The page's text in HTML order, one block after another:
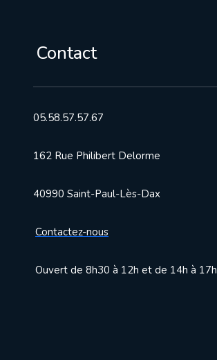
Contact
05.58.57.57.67
162 Rue Philibert Delorme
40990 Saint-Paul-Lès-Dax
Contactez-nous
Ouvert de 8h30 à 12h et de 14h à 17h